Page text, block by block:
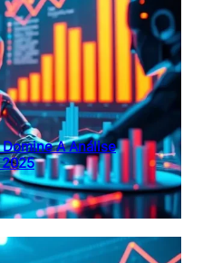
A Análise
2025